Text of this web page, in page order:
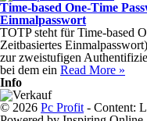
Time-based One-Time
Einmalpasswort
TOTP steht für Time-based
Zeitbasiertes
zur zweistufigen
bei dem ein Read More »
Info
© 2026 Pc Profit - Content: